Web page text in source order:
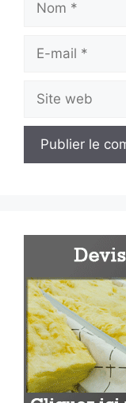
mail
web